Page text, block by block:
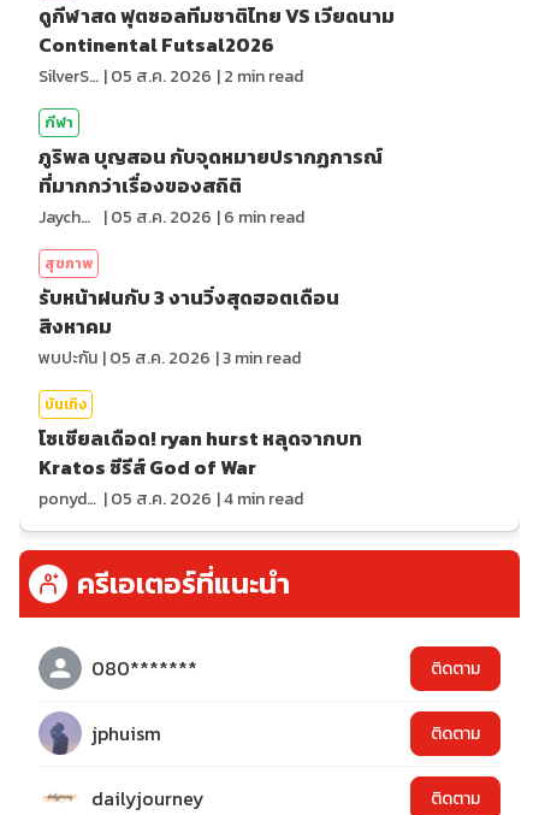
ดูกีฬาสด ฟุตซอลทีมชาติไทย VS เวียดนาม
Continental Futsal2026
SilverShark |05 ส.ค. 2026 |2 min read
กีฬา
ภูริพล บุญสอน กับจุดหมายปรากฏการณ์
ที่มากกว่าเรื่องของสถิติ
Jaychou |05 ส.ค. 2026 |6 min read
สุขภาพ
รับหน้าฝนกับ 3 งานวิ่งสุดฮอตเดือน
สิงหาคม
พบปะกัน |05 ส.ค. 2026 |3min read
บันเทิง
โซเชียลเดือด! ryan hurst หลุดจากบท
Kratos ซีรีส์ God of War
ponydiary |05 ส.ค. 2026 |4min read
ครีเอเตอร์ที่แนะนำ
080******* ติดตาม
jphuism ติดตาม
dailyjourney ติดตาม